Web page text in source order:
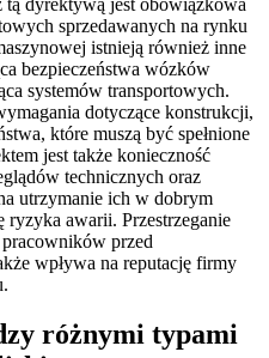
sprzedawanych na rynku
istnieją również inne
bezpieczeństwa wózków
systemów transportowych.
dotyczące konstrukcji,
które muszą być spełnione
jest także konieczność
technicznych oraz
utrzymanie ich w dobrym
ryzyka awarii. Przestrzeganie
przed
wpływa na reputację firmy
różnymi typami